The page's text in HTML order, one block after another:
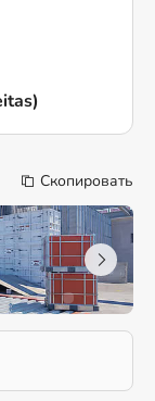
Скопировать